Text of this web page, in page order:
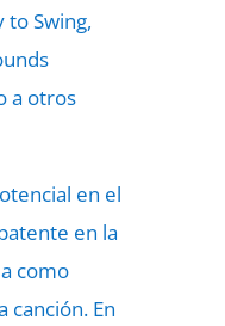
to Swing,
a otros
en el
en la
como
canción. En